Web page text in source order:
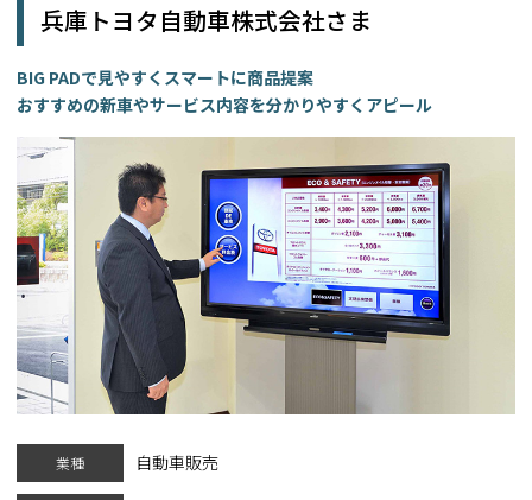
兵庫トヨタ自動車株式会社さま
BIG PADで見やすくスマートに商品提案
おすすめの新車やサービス内容を分かりやすくアピール
業種 自動車販売